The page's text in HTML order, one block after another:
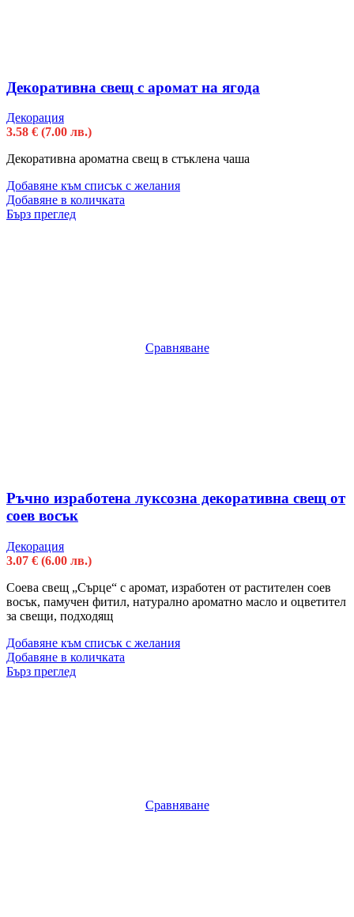
Декоративна свещ с аромат на ягода
Декорация
3.58 € (7.00 лв.)
Декоративна ароматна свещ в стъклена чаша
Добавяне към списък с желания
Добавяне в количката
Бърз преглед
Сравняване
Ръчно изработена луксозна декоративна свещ от
соев восък
Декорация
3.07 € (6.00 лв.)
Соева свещ „Сърце“ с аромат, изработен от растителен соев
восък, памучен фитил, натурално ароматно масло и оцветител
за свещи, подходящ
Добавяне към списък с желания
Добавяне в количката
Бърз преглед
Сравняване